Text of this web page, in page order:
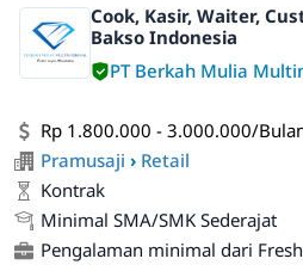
Cook, Kasir, Waiter,
Bakso Indonesia
PT Berkah Mulia
Rp 1.800.000 - 3.000.000/
Pramusaji › Retail
Kontrak
Minimal SMA/SMK Sederajat
Pengalaman minimal dari